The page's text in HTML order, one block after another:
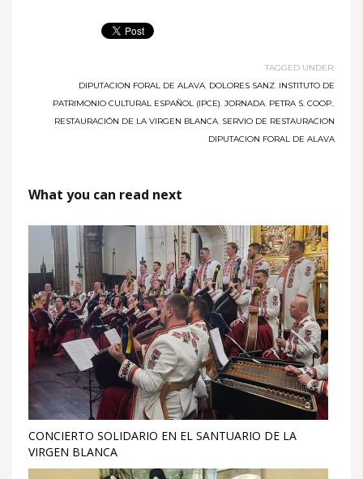
TAGGED UNDER:
DIPUTACION FORAL DE ALAVA, DOLORES SANZ, INSTITUTO DE
PATRIMONIO CULTURAL ESPAÑOL (IPCE), JORNADA, PETRA S. COOP.,
RESTAURACIÓN DE LA VIRGEN BLANCA, SERVIO DE RESTAURACION
DIPUTACION FORAL DE ALAVA
What you can read next
CONCIERTO SOLIDARIO EN EL SANTUARIO DE LA
VIRGEN BLANCA